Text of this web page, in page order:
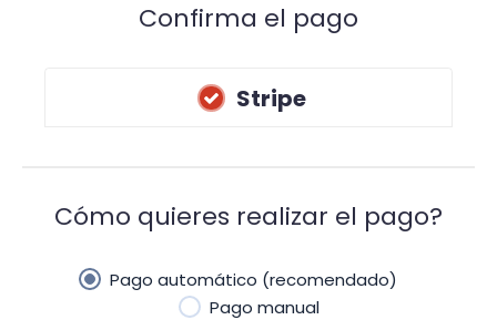
Confirma el pago
Stripe
Cómo quieres realizar el pago?
Pago automático (recomendado)
Pago manual